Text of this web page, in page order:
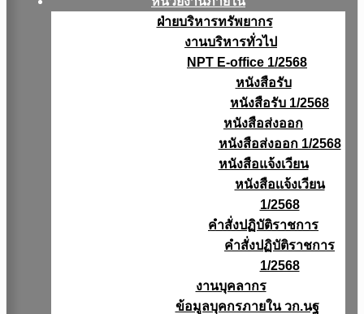
ฝ่ายบริหารทรัพยากร
งานบริหารทั่วไป
NPT E-office 1/2568
หนังสือรับ
หนังสือรับ 1/2568
หนังสือส่งออก
หนังสือส่งออก 1/2568
หนังสือแจ้งเวียน
หนังสือเเจ้งเวียน
1/2568
คำสั่งปฏิบัติราชการ
คำสั่งปฏิบัติราชการ
1/2568
งานบุคลากร
ข้อมูลบุคกรภายใน วก.นฐ